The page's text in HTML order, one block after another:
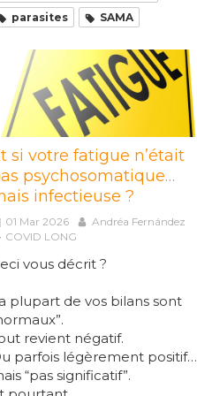
parasites
SAMA
si votre fatigue n’était
psychosomatique…
infectieuse ?
01 Mar 2026
Andréa Fernández
COVID LONG
vous décrit ?
plupart de vos bilans sont
revient négatif.
parfois légèrement positif…
“pas significatif”.